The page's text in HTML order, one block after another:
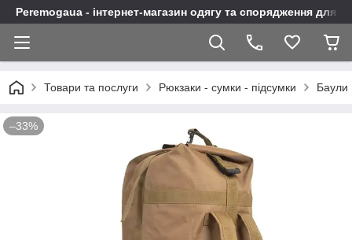
Peremogaua - інтернет-магазин одягу та спорядження для
Товари та послуги Рюкзаки - сумки - підсумки Баули
–33%